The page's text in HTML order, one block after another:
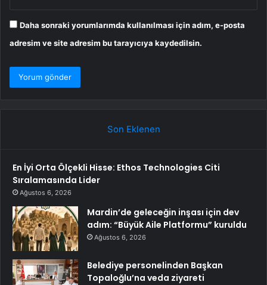
Daha sonraki yorumlarımda kullanılması için adım, e-posta
adresim ve site adresim bu tarayıcıya kaydedilsin.
Son Eklenen
En İyi Orta Ölçekli Hisse: Ethos Technologies Citi
Sıralamasında Lider
Ağustos 6, 2026
Mardin’de geleceğin inşası için dev
adım: “Büyük Aile Platformu” kuruldu
Ağustos 6, 2026
Belediye personelinden Başkan
Topaloğlu’na veda ziyareti